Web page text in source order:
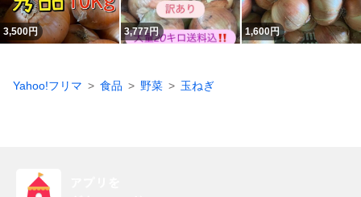
3,500円 3,777円 1,600円
Yahoo!フリマ 食品 野菜 玉ねぎ